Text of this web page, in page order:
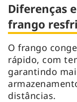
Diferenças
frango
O frango
rápido, com
garantindo
distâncias.